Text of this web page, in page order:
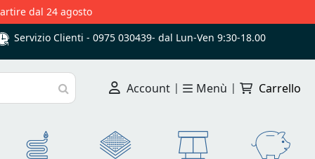
dal 24 agosto
Servizio Clienti - 0975 030439- dal Lun-Ven 9:30-18.00
Cerca
Account | Menù | Carrello